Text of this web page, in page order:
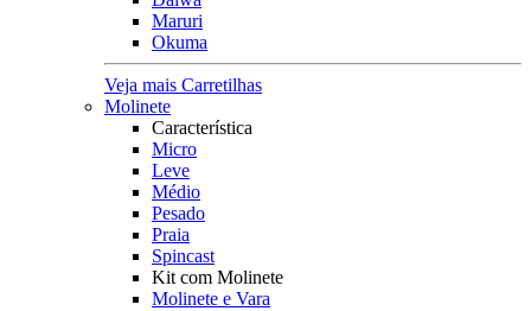
Maruri
Okuma
Veja mais Carretilhas
Molinete
Característica
Micro
Leve
Médio
Pesado
Praia
Spincast
Kit com Molinete
Molinete e Vara